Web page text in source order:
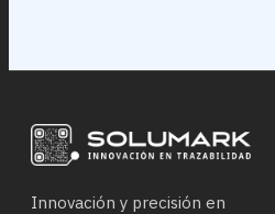
Innovación y precisión en